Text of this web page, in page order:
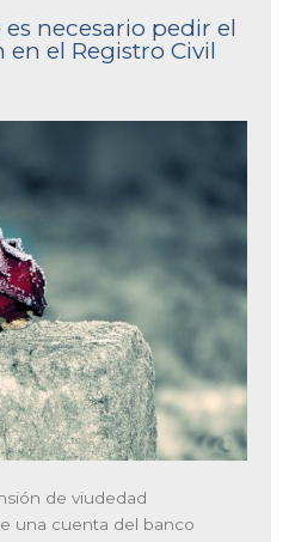
necesario pedir el
el Registro Civil
de viudedad
una cuenta del banco